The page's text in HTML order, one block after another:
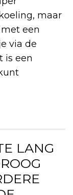
maar
een
via de
is een
LANG